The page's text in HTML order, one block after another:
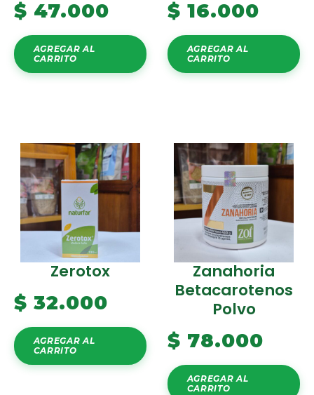
$ 47.000
AGREGAR AL
CARRITO
$ 16.000
AGREGAR AL
CARRITO
Zerotox
$ 32.000
AGREGAR AL
CARRITO
Zanahoria
Betacarotenos
Polvo
$ 78.000
AGREGAR AL
CARRITO